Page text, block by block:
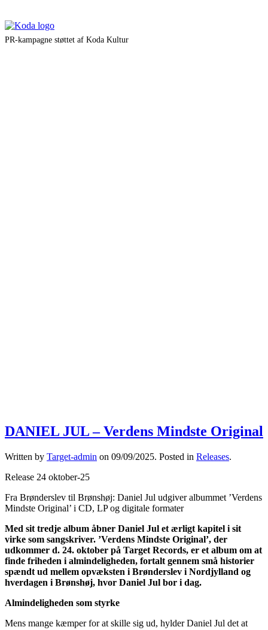
PR-kampagne støttet af Koda Kultur
DANIEL JUL – Verdens Mindste Original
Written by Target-admin on 09/09/2025. Posted in Releases.
Release 24 oktober-25
Fra Brønderslev til Brønshøj: Daniel Jul udgiver albummet ’Verdens
Mindste Original’ i CD, LP og digitale formater
Med sit tredje album åbner Daniel Jul et ærligt kapitel i sit
virke som sangskriver. ’Verdens Mindste Original’, der
udkommer d. 24. oktober på Target Records, er et album om at
finde friheden i almindeligheden, fortalt gennem små historier
spændt ud mellem opvæksten i Brønderslev i Nordjylland og
hverdagen i Brønshøj, hvor Daniel Jul bor i dag.
Almindeligheden som styrke
Mens mange kæmper for at skille sig ud, hylder Daniel Jul det at